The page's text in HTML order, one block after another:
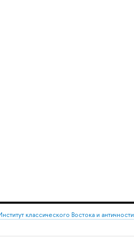
классического Востока и античности